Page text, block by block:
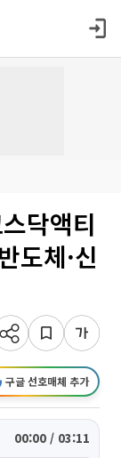
닥액티
도체·신
구글 선호매체 추가
00:00 / 03:11